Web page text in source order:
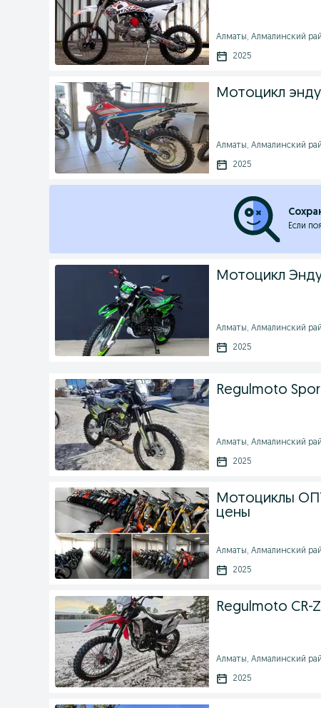
Алматы, Алмалинский
2025
Мотоцикл
Алматы, Алмалинский
2025
Если
Мотоцикл
Алматы, Алмалинский
2025
Regulmoto
Алматы, Алмалинский
2025
Мотоциклы
цены
Алматы, Алмалинский
2025
Regulmoto CR-
Алматы, Алмалинский
2025